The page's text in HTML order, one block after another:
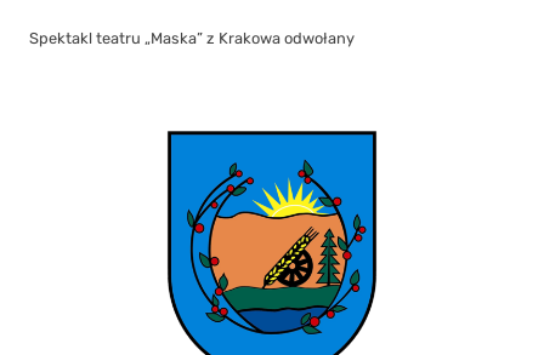
Spektakl teatru „Maska” z Krakowa odwołany